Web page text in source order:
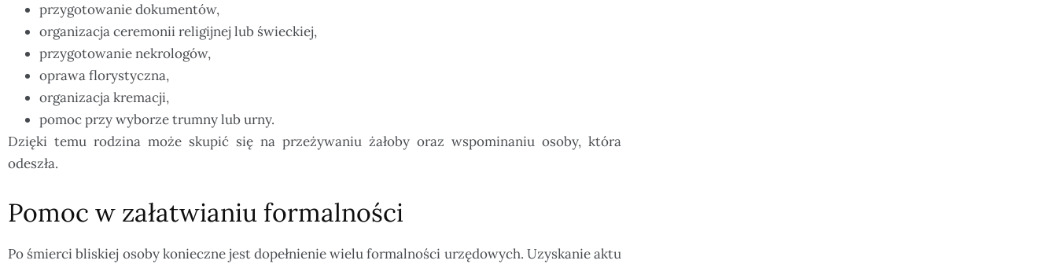
przygotowanie dokumentów,
organizacja ceremonii religijnej lub świeckiej,
przygotowanie nekrologów,
oprawa florystyczna,
organizacja kremacji,
pomoc przy wyborze trumny lub urny.
Dzięki temu rodzina może skupić się na przeżywaniu żałoby oraz wspominaniu osoby, która
odeszła.
Pomoc w załatwianiu formalności
Po śmierci bliskiej osoby konieczne jest dopełnienie wielu formalności urzędowych. Uzyskanie aktu